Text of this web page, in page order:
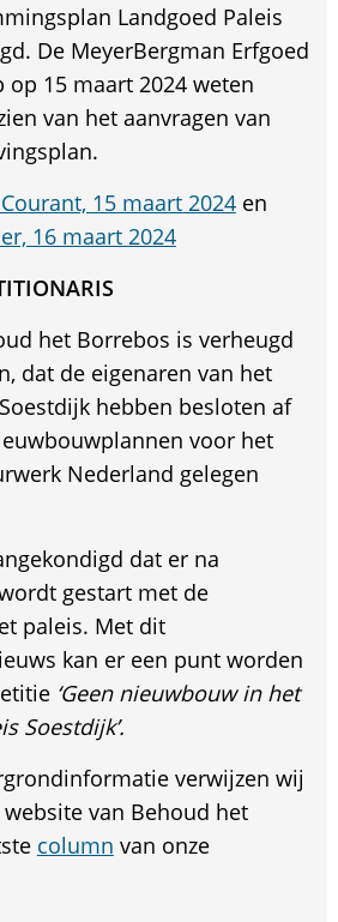
Landgoed Paleis
De MeyerBergman Erfgoed
op 15 maart 2024 weten
van het aanvragen van
15 maart 2024en
16 maart 2024
het Borrebos is verheugd
dat de eigenaren van het
hebben besloten af
voor het
Nederland gelegen
dat er na
gestart met de
paleis. Met dit
kan er een punt worden
‘Geen nieuwbouw in het
Soestdijk’.
verwijzen wij
van Behoud het
column van onze